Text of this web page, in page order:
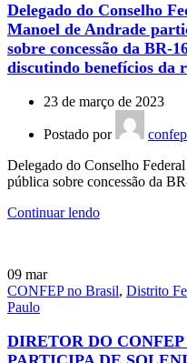
Delegado do Conselho
Manoel de Andrade
sobre concessão da BR-
discutindo benefícios da
23 de março de 2023
Postado por
confep
Delegado do Conselho
pública sobre concessão da
Continuar lendo
09 mar
CONFEP no Brasil, Distrito
Paulo
DIRETOR DO